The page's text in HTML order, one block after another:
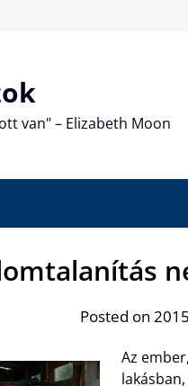
van" – Elizabeth Moon
Posted on
Az